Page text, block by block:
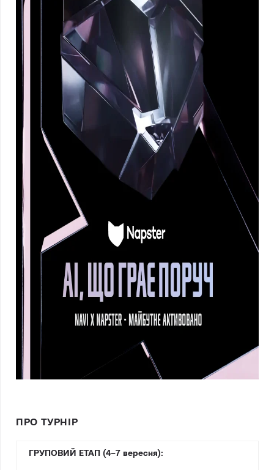
ПРО ТУРНІР
ГРУПОВИЙ ЕТАП (4–7 вересня):